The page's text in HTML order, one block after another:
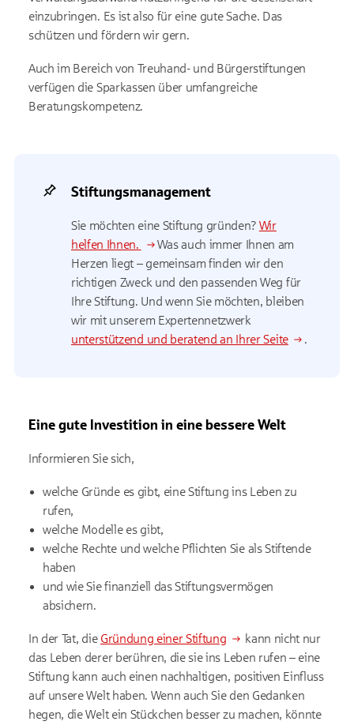
einzubringen. Es ist also für eine gute Sache. Das
schützen und fördern wir gern.
Auch im Bereich von Treuhand- und Bürgerstiftungen
verfügen die Sparkassen über umfangreiche
Beratungskompetenz.
Stiftungsmanagement
Sie möchten eine Stiftung gründen? Wir
helfen Ihnen.
Was auch immer Ihnen am
Herzen liegt – gemeinsam finden wir den
richtigen Zweck und den passenden Weg für
Ihre Stiftung. Und wenn Sie möchten, bleiben
wir mit unserem Expertennetzwerk
unterstützend und beratend an Ihrer Seite
.
Eine gute Investition in eine bessere Welt
Informieren Sie sich,
welche Gründe es gibt, eine Stiftung ins Leben zu
rufen,
welche Modelle es gibt,
welche Rechte und welche Pflichten Sie als Stiftende
haben
und wie Sie finanziell das Stiftungsvermögen
absichern.
In der Tat, die Gründung einer Stiftung
kann nicht nur
das Leben derer berühren, die sie ins Leben rufen – eine
Stiftung kann auch einen nachhaltigen, positiven Einfluss
auf unsere Welt haben. Wenn auch Sie den Gedanken
hegen, die Welt ein Stückchen besser zu machen, könnte